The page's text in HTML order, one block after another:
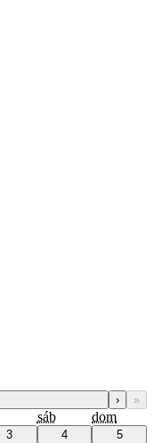
› »
sáb dom
3 4
5